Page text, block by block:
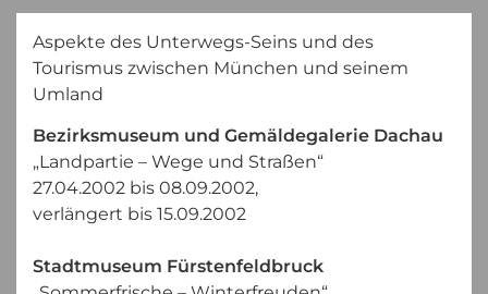
Aspekte des Unterwegs-Seins und des
Tourismus zwischen München und seinem
Umland
Bezirksmuseum und Gemäldegalerie Dachau
„Landpartie – Wege und Straßen“
27.04.2002 bis 08.09.2002,
verlängert bis 15.09.2002
Stadtmuseum Fürstenfeldbruck